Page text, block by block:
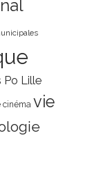
Po Lille
cinéma vie